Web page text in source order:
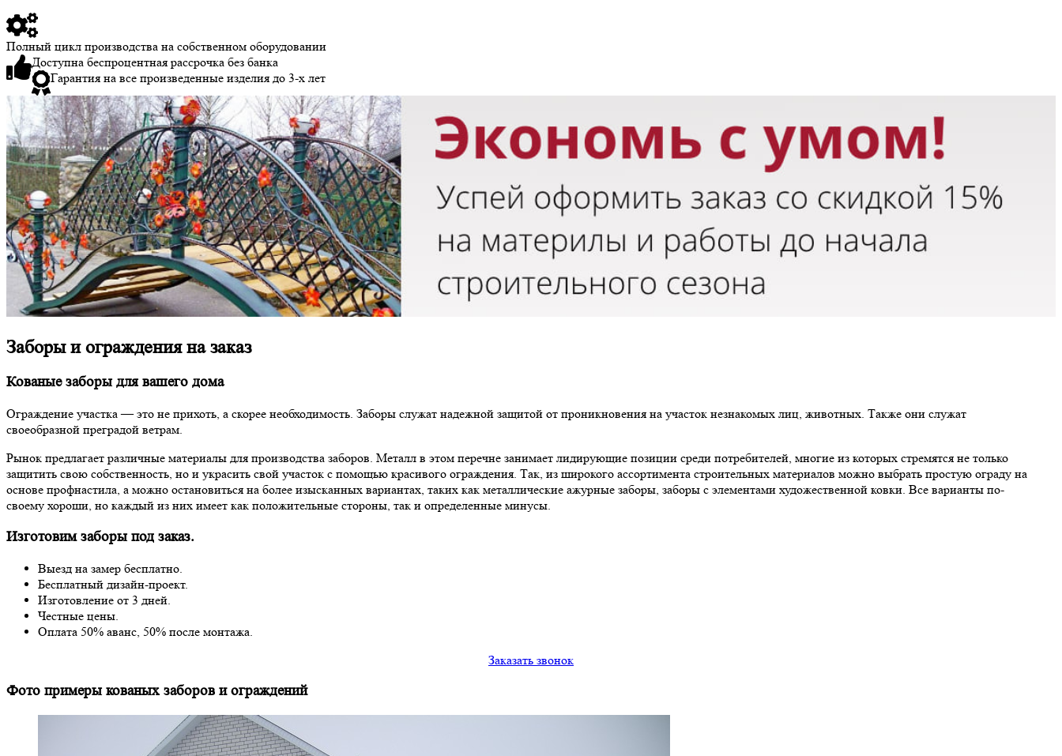
Полный цикл производства на собственном оборудовании
Доступна беспроцентная рассрочка без банка
Гарантия на все произведенные изделия до 3-х лет
Заборы и ограждения на заказ
Кованые заборы для вашего дома
Ограждение участка — это не прихоть, а скорее необходимость. Заборы служат надежной защитой от проникновения на участок незнакомых лиц, животных. Также они служат
своеобразной преградой ветрам.
Рынок предлагает различные материалы для производства заборов. Металл в этом перечне занимает лидирующие позиции среди потребителей, многие из которых стремятся не только
защитить свою собственность, но и украсить свой участок с помощью красивого ограждения. Так, из широкого ассортимента строительных материалов можно выбрать простую ограду на
основе профнастила, а можно остановиться на более изысканных вариантах, таких как металлические ажурные заборы, заборы с элементами художественной ковки. Все варианты по-
своему хороши, но каждый из них имеет как положительные стороны, так и определенные минусы.
Изготовим заборы под заказ.
Выезд на замер бесплатно.
Бесплатный дизайн-проект.
Изготовление от 3 дней.
Честные цены.
Оплата 50% аванс, 50% после монтажа.
Заказать звонок
Фото примеры кованых заборов и ограждений